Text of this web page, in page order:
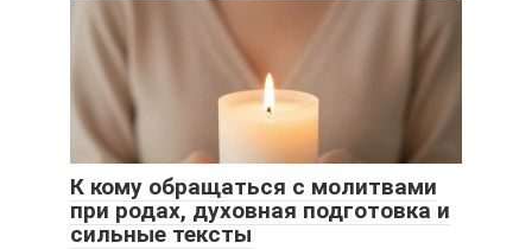
К кому обращаться с молитвами
при родах, духовная подготовка и
сильные тексты